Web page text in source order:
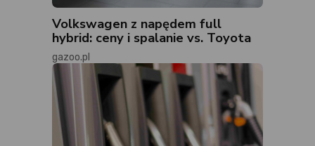
Volkswagen z napędem full
hybrid: ceny i spalanie vs. Toyota
gazoo.pl